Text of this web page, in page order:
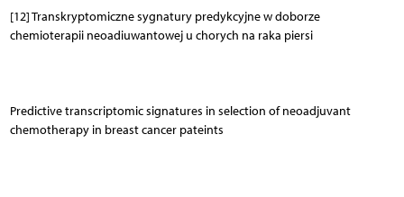
[12] Transkryptomiczne sygnatury predykcyjne w doborze
chemioterapii neoadiuwantowej u chorych na raka piersi
Predictive transcriptomic signatures in selection of neoadjuvant
chemotherapy in breast cancer pateints